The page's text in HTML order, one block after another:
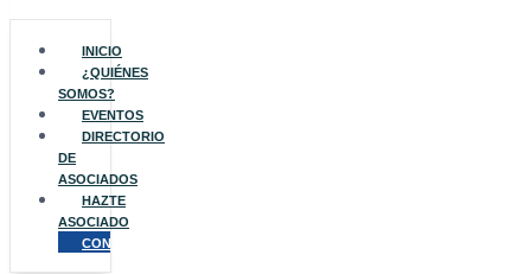
INICIO
¿QUIÉNES
SOMOS?
EVENTOS
DIRECTORIO
DE
ASOCIADOS
HAZTE
ASOCIADO
CONTACTO